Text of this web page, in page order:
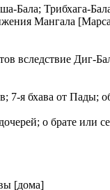
Бала; Трибхага-
Мангала
вследствие Диг-
7-я бхaва от Пады;
о брате или
[дома]